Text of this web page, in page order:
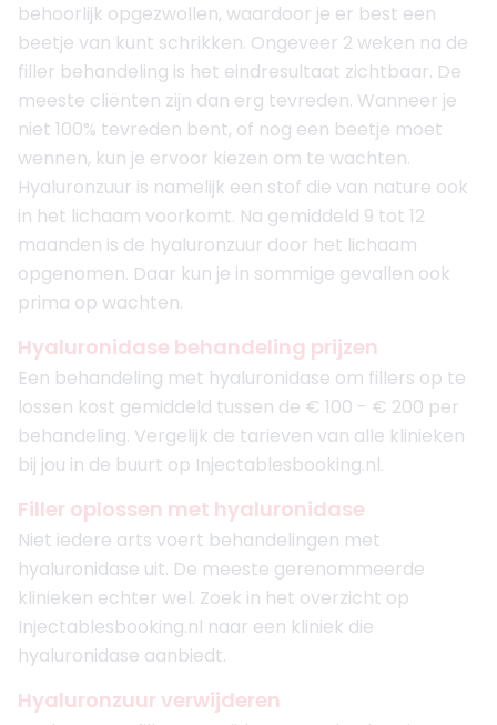
behoorlijk opgezwollen, waardoor je er best een
beetje van kunt schrikken. Ongeveer 2 weken na de
filler behandeling is het eindresultaat zichtbaar. De
meeste cliënten zijn dan erg tevreden. Wanneer je
niet 100% tevreden bent, of nog een beetje moet
wennen, kun je ervoor kiezen om te wachten.
Hyaluronzuur is namelijk een stof die van nature ook
in het lichaam voorkomt. Na gemiddeld 9 tot 12
maanden is de hyaluronzuur door het lichaam
opgenomen. Daar kun je in sommige gevallen ook
prima op wachten.
Hyaluronidase behandeling prijzen
Een behandeling met hyaluronidase om fillers op te
lossen kost gemiddeld tussen de € 100 - € 200 per
behandeling. Vergelijk de tarieven van alle klinieken
bij jou in de buurt op Injectablesbooking.nl.
Filler oplossen met hyaluronidase
Niet iedere arts voert behandelingen met
hyaluronidase uit. De meeste gerenommeerde
klinieken echter wel. Zoek in het overzicht op
Injectablesbooking.nl naar een kliniek die
hyaluronidase aanbiedt.
Hyaluronzuur verwijderen